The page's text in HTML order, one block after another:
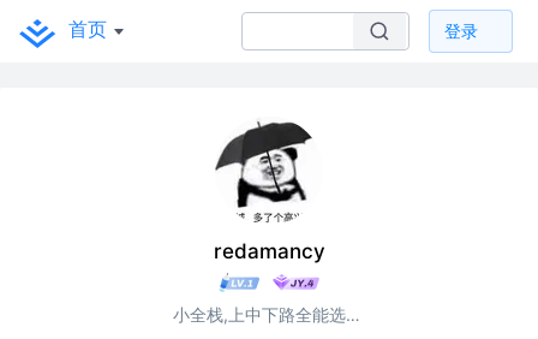
首页 登录
redamancy
小全栈,上中下路全能选手❤